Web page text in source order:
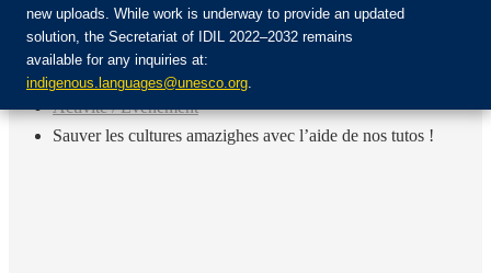
Login
EN
ES
RU
Accueil
Activité / Événement
Sauver les cultures amazighes avec l’aide de nos tutos !
new uploads. While work is underway to provide an updated
solution, the Secretariat of IDIL 2022–2032 remains
available for any inquiries at:
indigenous.languages@unesco.org.